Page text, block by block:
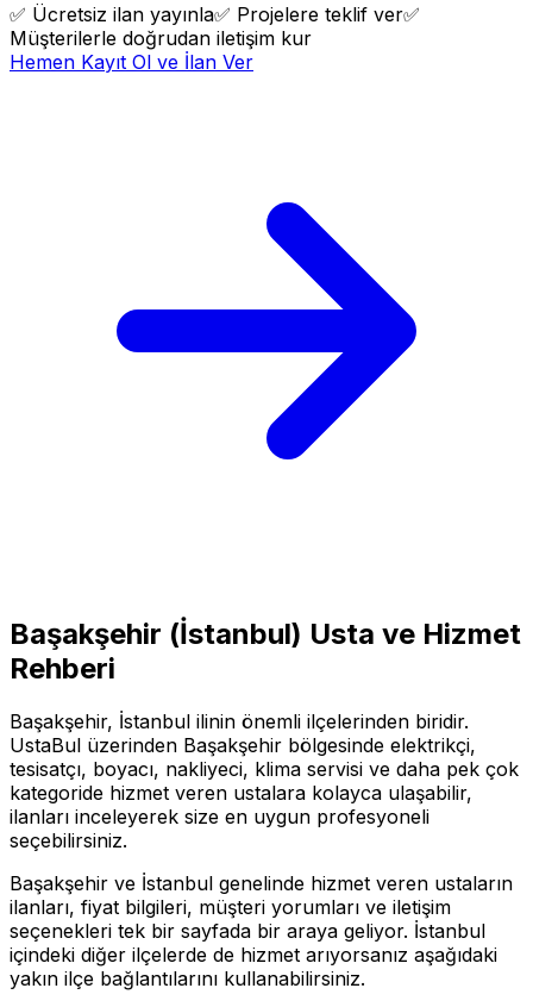
✅ Ücretsiz ilan yayınla✅ Projelere teklif ver✅
Müşterilerle doğrudan iletişim kur
Hemen Kayıt Ol ve İlan Ver
Başakşehir (İstanbul) Usta ve Hizmet
Rehberi
Başakşehir, İstanbul ilinin önemli ilçelerinden biridir.
UstaBul üzerinden Başakşehir bölgesinde elektrikçi,
tesisatçı, boyacı, nakliyeci, klima servisi ve daha pek çok
kategoride hizmet veren ustalara kolayca ulaşabilir,
ilanları inceleyerek size en uygun profesyoneli
seçebilirsiniz.
Başakşehir ve İstanbul genelinde hizmet veren ustaların
ilanları, fiyat bilgileri, müşteri yorumları ve iletişim
seçenekleri tek bir sayfada bir araya geliyor. İstanbul
içindeki diğer ilçelerde de hizmet arıyorsanız aşağıdaki
yakın ilçe bağlantılarını kullanabilirsiniz.